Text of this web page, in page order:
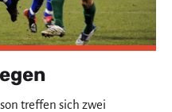
treffen sich zwei